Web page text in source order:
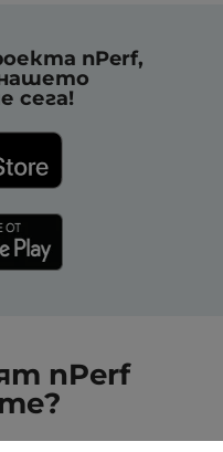
nPerf,
сега!
nPerf